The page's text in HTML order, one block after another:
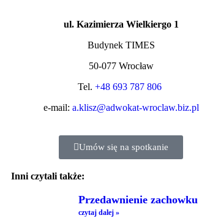
ul. Kazimierza Wielkiergo 1
Budynek TIMES
50-077 Wrocław
Tel.+48 693 787 806
e-mail: a.klisz@adwokat-wroclaw.biz.pl
Umów się na spotkanie
Inni czytali także:
Przedawnienie zachowku
czytaj dalej »